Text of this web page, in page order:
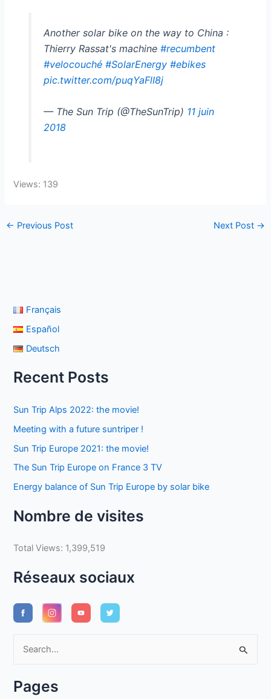
Another solar bike on the way to China :
Thierry Rassat's machine #recumbent
#velocouché #SolarEnergy #ebikes
pic.twitter.com/puqYaFlI8j
— The Sun Trip (@TheSunTrip) 11 juin
2018
Views: 139
← Previous Post Next Post →
Français
Español
Deutsch
Recent Posts
Sun Trip Alps 2022: the movie!
Meeting with a future suntriper !
Sun Trip Europe 2021: the movie!
The Sun Trip Europe on France 3 TV
Energy balance of Sun Trip Europe by solar bike
Nombre de visites
Total Views: 1,399,519
Réseaux sociaux
rPages